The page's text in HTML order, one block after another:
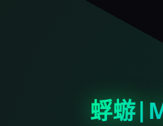
蜉蝣